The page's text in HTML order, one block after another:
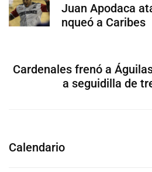
Juan Apodaca
nqueó a Caribes
Cardenales frenó a
a seguidilla de
Calendario